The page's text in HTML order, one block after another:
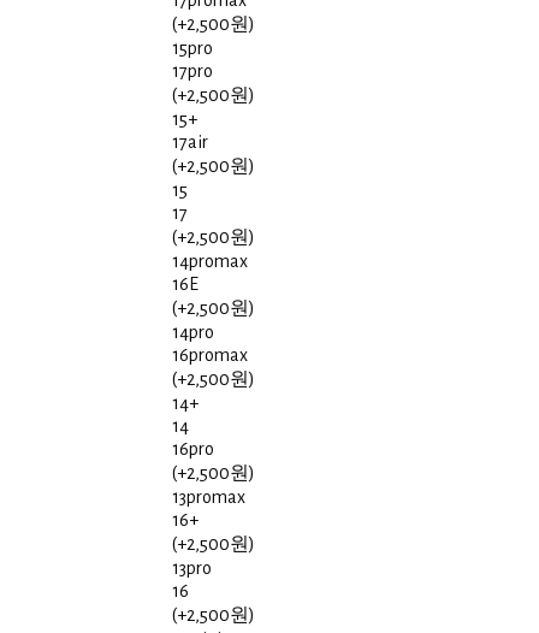
(+2,500원)
15pro
17pro
(+2,500원)
15+
17air
(+2,500원)
15
17
(+2,500원)
14promax
16E
(+2,500원)
14pro
16promax
(+2,500원)
14+
14
16pro
(+2,500원)
13promax
16+
(+2,500원)
13pro
16
(+2,500원)